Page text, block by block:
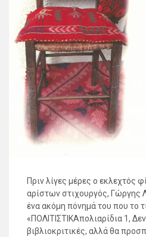
Πριν λίγες μέρες ο εκλεχτός
αρίστων στιχουργός, Γώργης
ένα ακόμη πόνημά του που το
«ΠΟΛΙΤΙΣΤΙΚΑπολιαρίδια 1, Δεν
βιβλιοκριτικές, αλλά θα